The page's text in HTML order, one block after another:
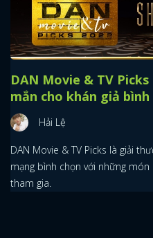
DAN Movie & TV
mắn cho khán giả bình
Hải Lệ
DAN Movie & TV Picks là giải
mạng bình chọn với những
tham gia.